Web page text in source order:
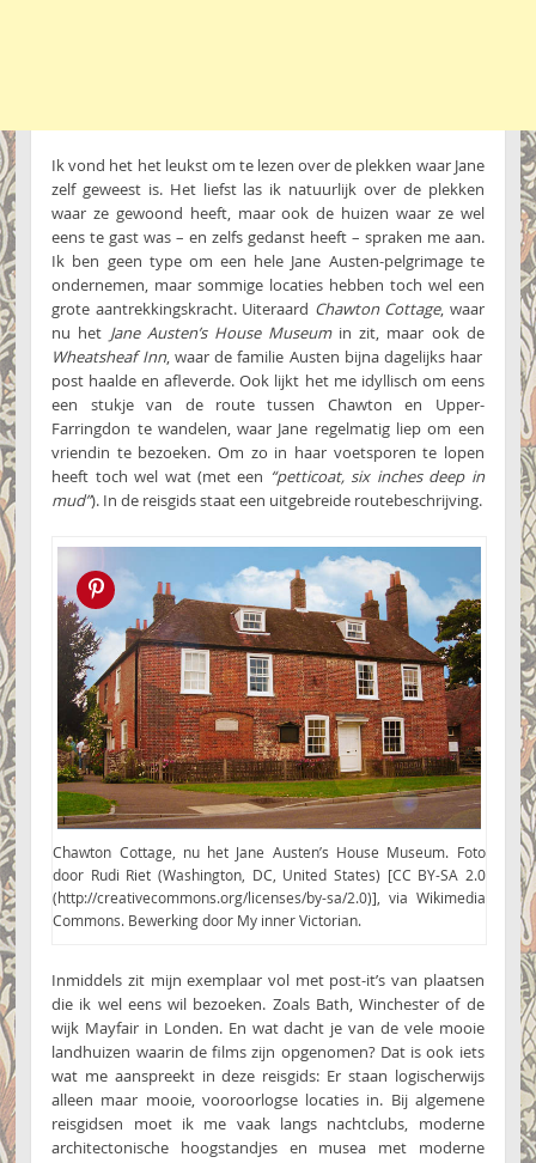
Ik vond het het leukst om te lezen over de plekken waar Jane
zelf geweest is. Het liefst las ik natuurlijk over de plekken
waar ze gewoond heeft, maar ook de huizen waar ze wel
eens te gast was – en zelfs gedanst heeft – spraken me aan.
Ik ben geen type om een hele Jane Austen-pelgrimage te
ondernemen, maar sommige locaties hebben toch wel een
grote aantrekkingskracht. Uiteraard Chawton Cottage, waar
nu het Jane Austen’s House Museumin zit, maar ook de
Wheatsheaf Inn, waar de familie Austen bijna dagelijks haar
post haalde en afleverde. Ook lijkt het me idyllisch om eens
een stukje van de route tussen Chawton en Upper-
Farringdon te wandelen, waar Jane regelmatig liep om een
vriendin te bezoeken. Om zo in haar voetsporen te lopen
heeft toch wel wat (met een “petticoat, six inches deep in
mud”). In de reisgids staat een uitgebreide routebeschrijving.
Pin this!
Chawton Cottage, nu het Jane Austen’s House Museum. Foto
door Rudi Riet (Washington, DC, United States) [CC BY-SA 2.0
(http://creativecommons.org/licenses/by-sa/2.0)], via Wikimedia
Commons. Bewerking door My inner Victorian.
Inmiddels zit mijn exemplaar vol met post-it’s van plaatsen
die ik wel eens wil bezoeken. Zoals Bath, Winchester of de
wijk Mayfair in Londen. En wat dacht je van de vele mooie
landhuizen waarin de films zijn opgenomen? Dat is ook iets
wat me aanspreekt in deze reisgids: Er staan logischerwijs
alleen maar mooie, vooroorlogse locaties in. Bij algemene
reisgidsen moet ik me vaak langs nachtclubs, moderne
architectonische hoogstandjes en musea met moderne